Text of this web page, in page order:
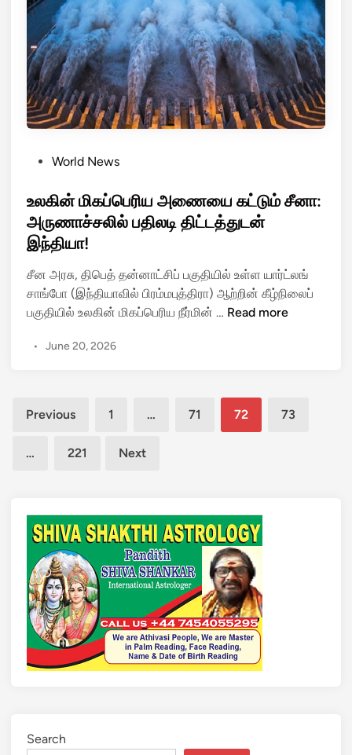
!
கு
பு
தி
ய
வி
தி
க
8
ம
ர
த்
தி
ரா
டி
உ
த்
த
ர
வு
!
s
t
e
d
i
n
World News
உலகின் மிகப்பெரிய அணையை கட்டும் சீனா:
அருணாச்சலில் பதிலடி திட்டத்துடன்
இந்தியா!
சீன அரசு, திபெத் தன்னாட்சிப் பகுதியில் உள்ள யார்ட்லங்
சாங்போ (இந்தியாவில் பிரம்மபுத்திரா) ஆற்றின் கீழ்நிலைப்
பகுதியில் உலகின் மிகப்பெரிய நீர்மின் … உ
ணை
யை
க
ட்
டு
ம்
சீ
னா
:
ச்
Read more
• June 20, 2026
Posts
Previous 1 … 71 72 73
… 221 Next
Search